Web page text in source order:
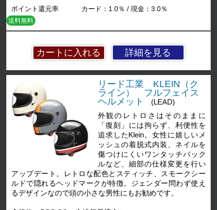
詳細を見る
ポイント還元率
カード：1.0％ / 現金：3.0％
送料無料
リード工業 KLEIN（ク
ライン） フルフェイス
ヘルメット
(LEAD)
外観のレトロさはそのままに
「復刻」には拘らず、利便性を
追求したKlein。女性に嬉しいメ
ッシュの着脱式内装、ネイルを
傷つけにくいワンタッチバック
ルなど、細部の仕様変更を行い
アップデート。レトロな配色とスティッチ、スモークシー
ルドで隠れるヘッドマークが特徴。ジェンダー問わず使え
るデザインなので頭の小さな男性にもお勧めです。